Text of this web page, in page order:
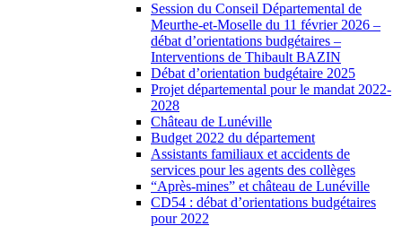
Session du Conseil Départemental de
Meurthe-et-Moselle du 11 février 2026 –
débat d’orientations budgétaires –
Interventions de Thibault BAZIN
Débat d’orientation budgétaire 2025
Projet départemental pour le mandat 2022-
2028
Château de Lunéville
Budget 2022 du département
Assistants familiaux et accidents de
services pour les agents des collèges
“Après-mines” et château de Lunéville
CD54 : débat d’orientations budgétaires
pour 2022